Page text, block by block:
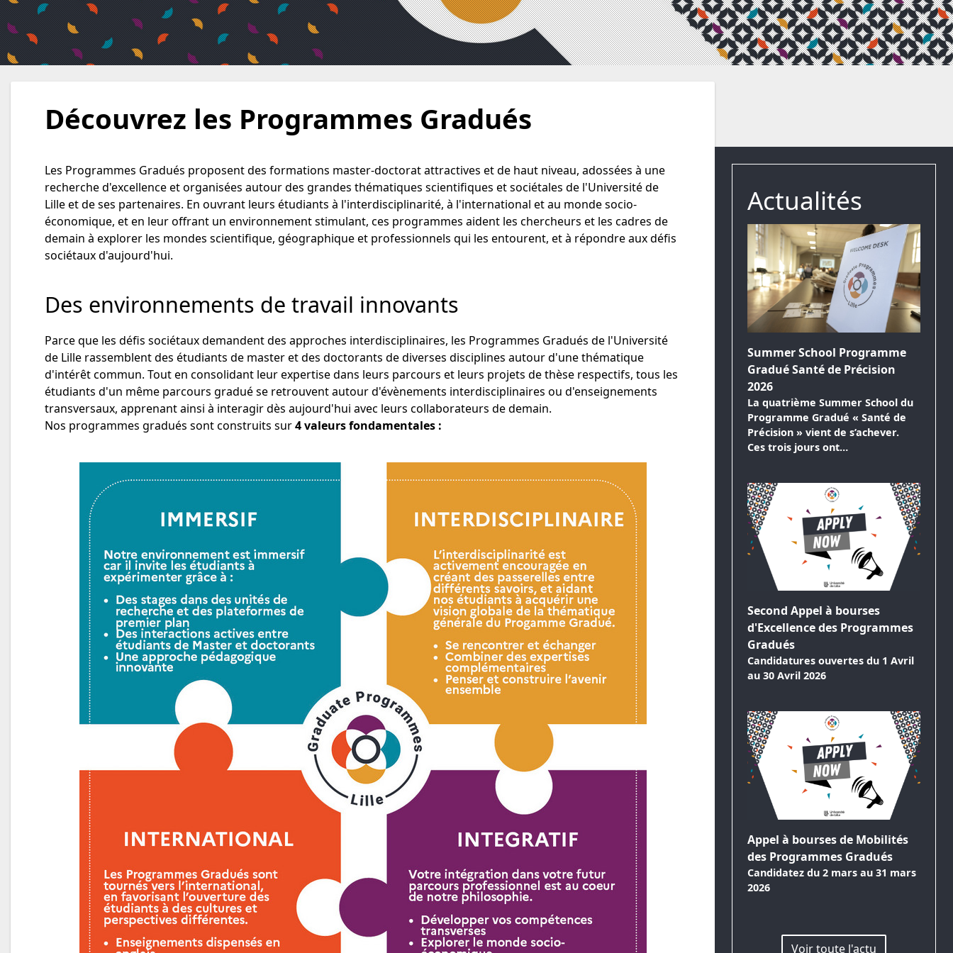
Découvrez les Programmes Gradués
Les Programmes Gradués proposent des formations master-doctorat attractives et de haut niveau, adossées à une
recherche d'excellence et organisées autour des grandes thématiques scientifiques et sociétales de l'Université de
Lille et de ses partenaires. En ouvrant leurs étudiants à l'interdisciplinarité, à l'international et au monde socio-
économique, et en leur offrant un environnement stimulant, ces programmes aident les chercheurs et les cadres de
demain à explorer les mondes scientifique, géographique et professionnels qui les entourent, et à répondre aux défis
sociétaux d'aujourd'hui.
Des environnements de travail innovants
Parce que les défis sociétaux demandent des approches interdisciplinaires, les Programmes Gradués de l'Université
de Lille rassemblent des étudiants de master et des doctorants de diverses disciplines autour d'une thématique
d'intérêt commun. Tout en consolidant leur expertise dans leurs parcours et leurs projets de thèse respectifs, tous les
étudiants d'un même parcours gradué se retrouvent autour d'évènements interdisciplinaires ou d'enseignements
transversaux, apprenant ainsi à interagir dès aujourd'hui avec leurs collaborateurs de demain.
Nos programmes gradués sont construits sur4 valeurs fondamentales :
Actualités
Summer School Programme
Gradué Santé de Précision
2026
La quatrième Summer School du
Programme Gradué « Santé de
Précision » vient de s’achever.
Ces trois jours ont…
Second Appel à bourses
d'Excellence des Programmes
Gradués
Candidatures ouvertes du 1 Avril
au 30 Avril 2026
Appel à bourses de Mobilités
des Programmes Gradués
Candidatez du 2 mars au 31 mars
2026
Voir toute l'actu